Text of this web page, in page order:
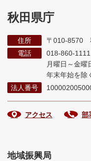
秋田県庁
住所
〒010-8570
電話
018-860-1111
月曜日～金曜
年末年始を除
法人番号
アクセス 部
地域振興局